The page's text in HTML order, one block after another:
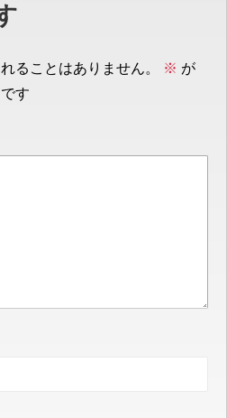
ることはありません。 ※ が
す